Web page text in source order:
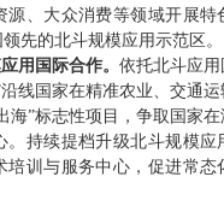
源、大众消费等领域开展特
先的北斗规模应用示范区。
用国际合作。 依托北斗应用
沿线国家在精准农业、交通运
海”标志性项目，争取国家
。持续提档升级北斗规模应
培训与服务中心，促进常态